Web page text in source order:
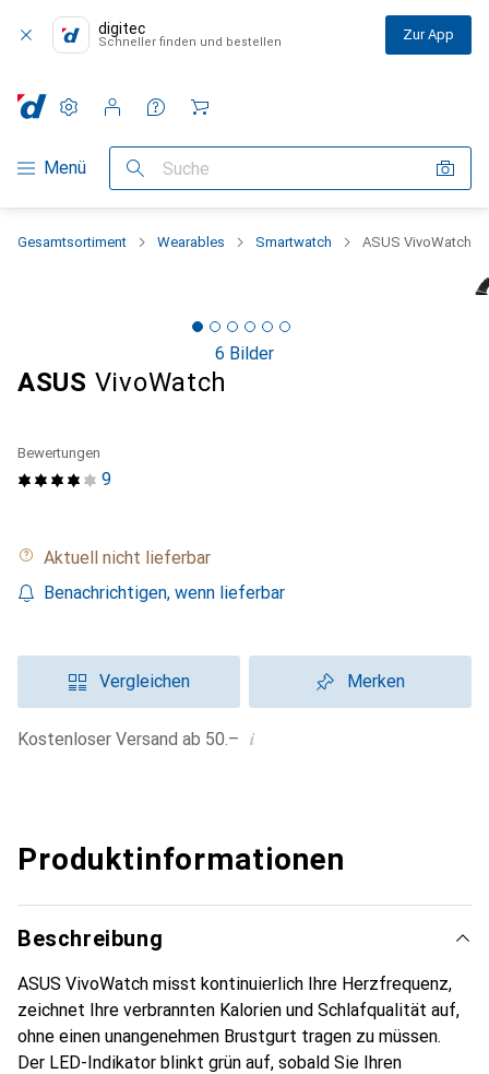
digitec
Schneller finden und bestellen Zur App
Navigation nach Kategorien
Menü Suche
Einstellungen
Kundenkonto
Vergleichslisten
Merklisten
Warenkorb
Gesamtsortiment Wearables Smartwatch ASUS VivoWatch
6 Bilder
ASUS VivoWatch
9
Bewertungen
Aktuell nicht lieferbar
Benachrichtigen, wenn lieferbar
Vergleichen Merken
Kostenloser Versand ab 50.– i
Produktinformationen
Beschreibung
ASUS VivoWatch misst kontinuierlich Ihre Herzfrequenz,
zeichnet Ihre verbrannten Kalorien und Schlafqualität auf,
ohne einen unangenehmen Brustgurt tragen zu müssen.
Der LED-Indikator blinkt grün auf, sobald Sie Ihren